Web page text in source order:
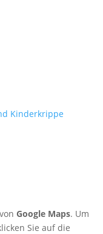
Kinderkrippe
Google Maps. Um
Sie auf die